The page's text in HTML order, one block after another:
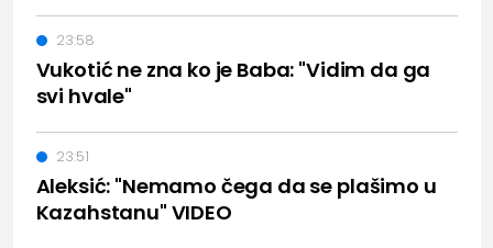
Vukotić ne zna ko je Baba: "Vidim da ga
svi hvale"
23:58
Aleksić: "Nemamo čega da se plašimo u
Kazahstanu" VIDEO
23:51